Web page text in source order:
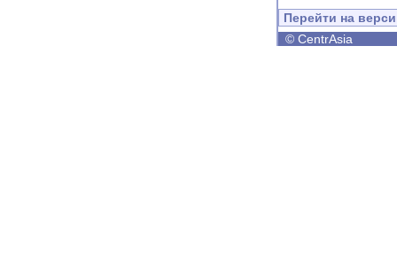
Перейти на
© CentrAsia